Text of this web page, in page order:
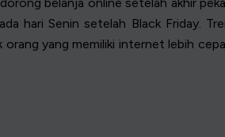
hari Senin setelah Black Friday.
yang memiliki internet lebih